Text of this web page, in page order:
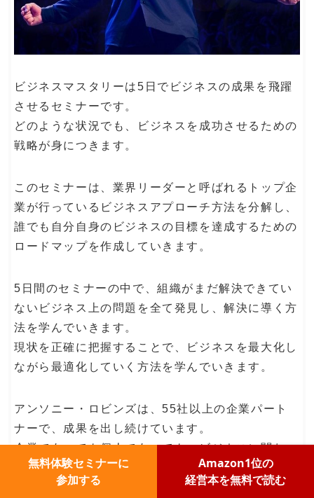
ビジネスマスタリーは5日でビジネスの成果を飛躍
させるセミナーです。
どのような状況でも、ビジネスを成功させるための
戦略が身につきます。
このセミナーは、業界リーダーと呼ばれるトップ企
業が行っているビジネスアプローチ方法を分解し、
誰でも自分自身のビジネスの目標を達成するための
ロードマップを作成していきます。
5日間のセミナーの中で、組織がまだ解決できてい
ないビジネス上の問題を全て発見し、解決に導く方
法を学んでいきます。
現状を正確に把握することで、ビジネスを最大化し
ながら最適化していく方法を学んでいきます。
アンソニー・ロビンズは、55社以上の企業パート
ナーで、成果を出し続けています。
企業であっても個人であっても、ビジネスに関わっ
ている人には必要なスキルが身につくセミナーだと
言えます。
無料体験セミナーに
参加する
Amazon1位の
経営本を無料で読む